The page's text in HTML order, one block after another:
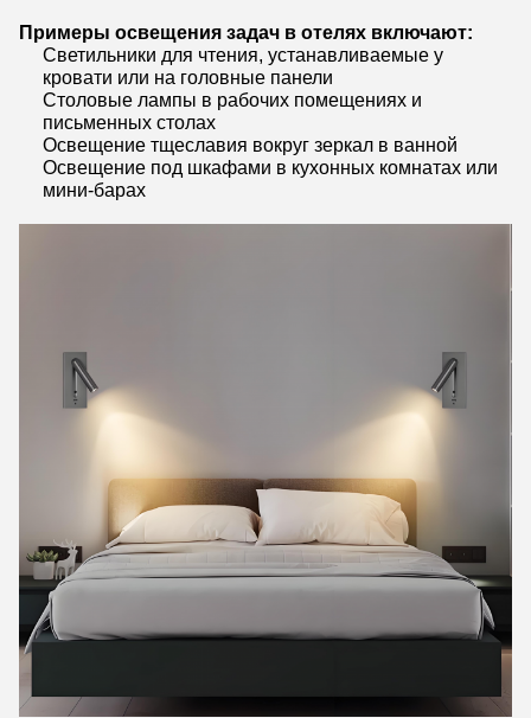
Примеры освещения задач в отелях включают:
Светильники для чтения, устанавливаемые у
кровати или на головные панели
Столовые лампы в рабочих помещениях и
письменных столах
Освещение тщеславия вокруг зеркал в ванной
Освещение под шкафами в кухонных комнатах или
мини-барах